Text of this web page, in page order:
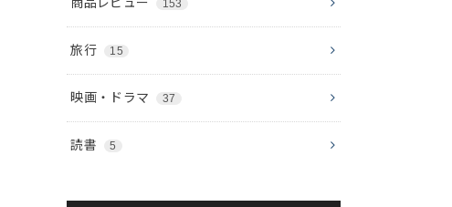
153
旅行 15
映画・ドラマ 37
読書 5